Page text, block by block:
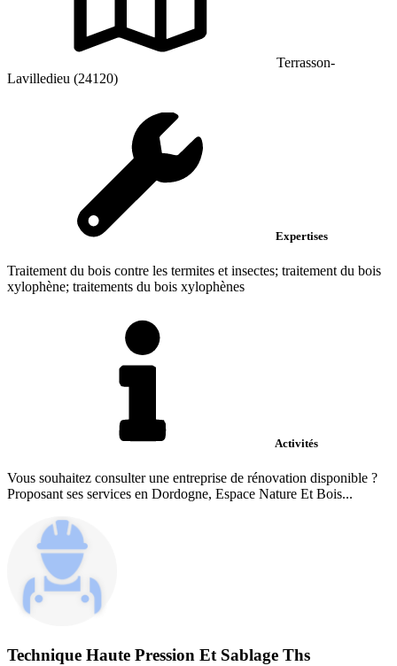
Terrasson-
Lavilledieu (24120)
Expertises
Traitement du bois contre les termites et insectes; traitement du bois
xylophène; traitements du bois xylophènes
Activités
Vous souhaitez consulter une entreprise de rénovation disponible ?
Proposant ses services en Dordogne, Espace Nature Et Bois...
Technique Haute Pression Et Sablage Ths